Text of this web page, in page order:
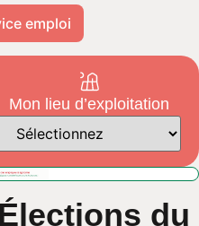
emploi
Mon lieu d’exploitation
Élections du